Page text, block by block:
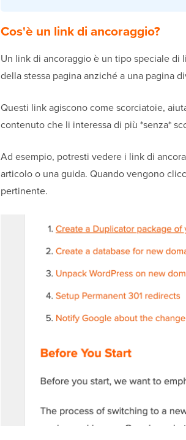
Cos'è un link di ancoraggio?
Un link di ancoraggio è un tipo speciale
della stessa pagina anziché a una pagina
Questi link agiscono come scorciatoie,
contenuto che li interessa di più *senza*
Ad esempio, potresti vedere i link di
articolo o una guida. Quando vengono
pertinente.